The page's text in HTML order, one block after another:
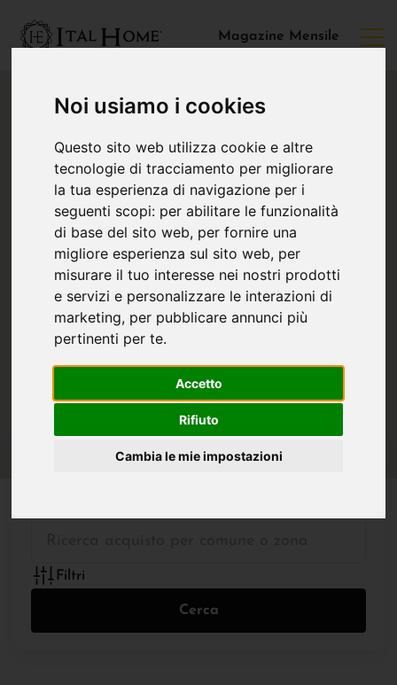
Noi usiamo i cookies
Questo sito web utilizza cookie e altre
tecnologie di tracciamento per migliorare
la tua esperienza di navigazione per i
seguenti scopi: per abilitare le funzionalità
di base del sito web, per fornire una
migliore esperienza sul sito web, per
misurare il tuo interesse nei nostri prodotti
e servizi e personalizzare le interazioni di
marketing, per pubblicare annunci più
pertinenti per te.
Accetto
Rifiuto
Cambia le mie impostazioni
Magazine Mensile
Filtri
Cerca